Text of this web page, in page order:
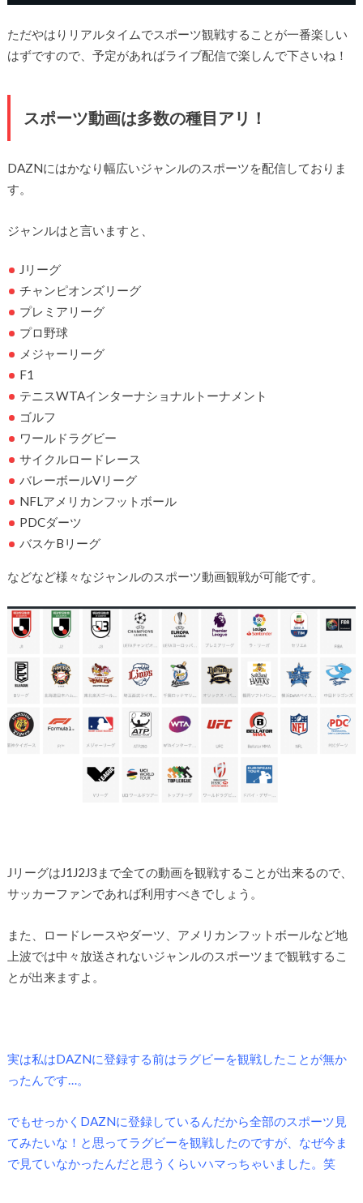
ただやはりリアルタイムでスポーツ観戦することが一番楽しい
はずですので、予定があればライブ配信で楽しんで下さいね！
スポーツ動画は多数の種目アリ！
DAZNにはかなり幅広いジャンルのスポーツを配信しておりま
す。
ジャンルはと言いますと、
Jリーグ
チャンピオンズリーグ
プレミアリーグ
プロ野球
メジャーリーグ
F1
テニスWTAインターナショナルトーナメント
ゴルフ
ワールドラグビー
サイクルロードレース
バレーボールVリーグ
NFLアメリカンフットボール
PDCダーツ
バスケBリーグ
などなど様々なジャンルのスポーツ動画観戦が可能です。
JリーグはJ1J2J3まで全ての動画を観戦することが出来るので、
サッカーファンであれば利用すべきでしょう。
また、ロードレースやダーツ、アメリカンフットボールなど地
上波では中々放送されないジャンルのスポーツまで観戦するこ
とが出来ますよ。
実は私はDAZNに登録する前はラグビーを観戦したことが無か
ったんです…。
でもせっかくDAZNに登録しているんだから全部のスポーツ見
てみたいな！と思ってラグビーを観戦したのですが、なぜ今ま
で見ていなかったんだと思うくらいハマっちゃいました。笑